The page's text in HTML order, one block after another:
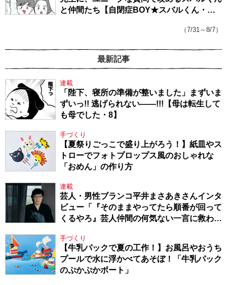
と仲間たち【自閉症BOY★スバルくん・
（7/31～8/7）
最新記事
連載
「陛下、寝所の準備が整いました」まずいま
ずいっ!! 逃げられない――!!!【母は転生して
も母でした・8】
手づくり
【夏祭りごっこで盛り上がろう！】紙皿やス
トローでフォトプロップス風のおしゃれな
「おめん」の作り方
連載
芸人・男性ブランコ平井まさあきさんインタ
ビュー「『そのままやってたら順番が回って
くるやろ』芸人仲間の何気ない一言に救われ
手づくり
【牛乳パックで夏の工作！】お風呂やおうち
プールで水に浮かべてあそぼ！「牛乳パック
のぷかぷかボート」